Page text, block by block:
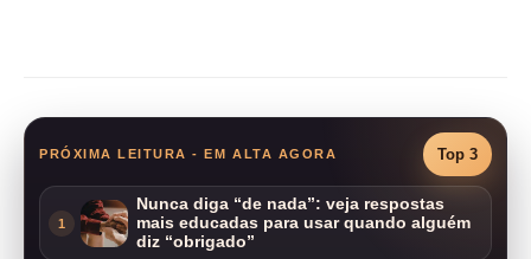
PRÓXIMA LEITURA - EM ALTA AGORA Top 3
1
Nunca diga “de nada”: veja respostas
mais educadas para usar quando alguém
diz “obrigado”